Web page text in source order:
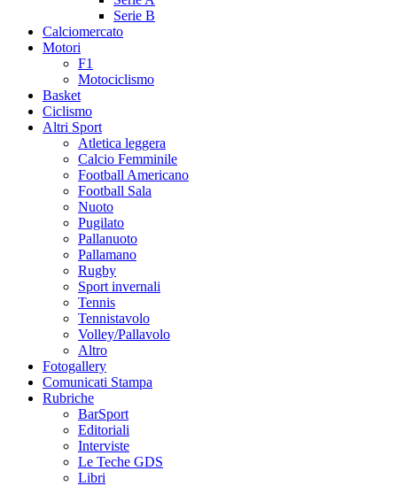
Serie B
Calciomercato
Motori
F1
Motociclismo
Basket
Ciclismo
Altri Sport
Atletica leggera
Calcio Femminile
Football Americano
Football Sala
Nuoto
Pugilato
Pallanuoto
Pallamano
Rugby
Sport invernali
Tennis
Tennistavolo
Volley/Pallavolo
Altro
Fotogallery
Comunicati Stampa
Rubriche
BarSport
Editoriali
Interviste
Le Teche GDS
Libri